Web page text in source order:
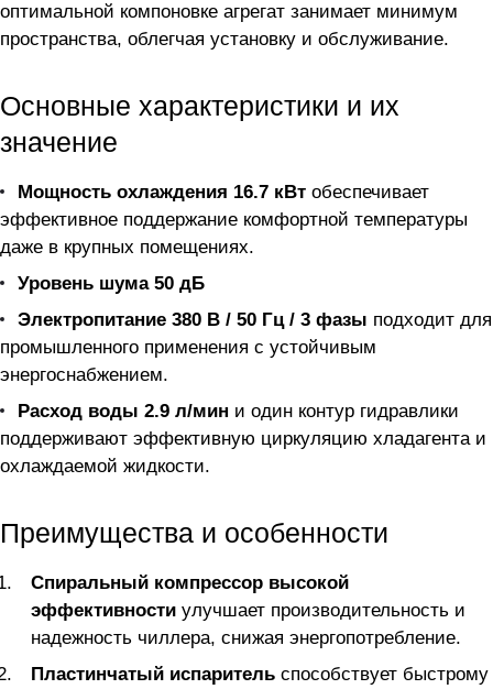
оптимальной компоновке агрегат занимает минимум
пространства, облегчая установку и обслуживание.
Основные характеристики и их
значение
Мощность охлаждения 16.7 кВт обеспечивает
эффективное поддержание комфортной температуры
даже в крупных помещениях.
Уровень шума 50 дБ
Электропитание 380 В / 50 Гц / 3 фазы подходит для
промышленного применения с устойчивым
энергоснабжением.
Расход воды 2.9 л/мин и один контур гидравлики
поддерживают эффективную циркуляцию хладагента и
охлаждаемой жидкости.
Преимущества и особенности
Спиральный компрессор высокой
эффективности улучшает производительность и
надежность чиллера, снижая энергопотребление.
Пластинчатый испаритель способствует быстрому